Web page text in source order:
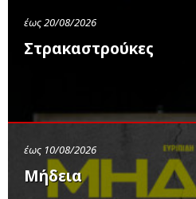
έως 20/08/2026
Στρακαστρούκες
έως 10/08/2026
Μήδεια